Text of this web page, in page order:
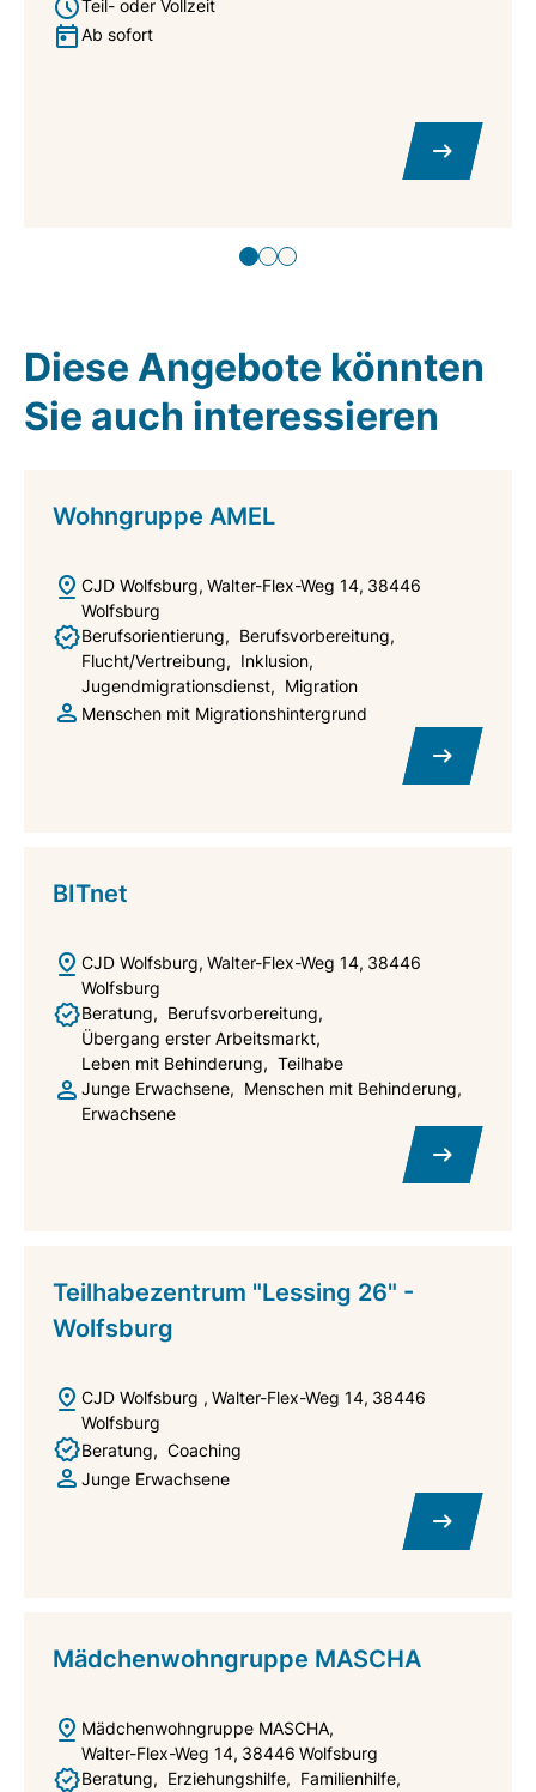
Teil- oder Vollzeit
Ab sofort
Diese Angebote könnten
Sie auch interessieren
Wohngruppe AMEL
CJD Wolfsburg Walter-Flex-Weg 14 38446
Wolfsburg
Berufsorientierung
Berufsvorbereitung
Flucht/Vertreibung
Inklusion
Jugendmigrationsdienst
Migration
Menschen mit Migrationshintergrund
BITnet
CJD Wolfsburg Walter-Flex-Weg 14 38446
Wolfsburg
Beratung
Berufsvorbereitung
Übergang erster Arbeitsmarkt
Leben mit Behinderung
Teilhabe
Junge Erwachsene
Menschen mit Behinderung
Erwachsene
Teilhabezentrum "Lessing 26" -
Wolfsburg
CJD Wolfsburg Walter-Flex-Weg 14 38446
Wolfsburg
Beratung
Coaching
Junge Erwachsene
Mädchenwohngruppe MASCHA
Mädchenwohngruppe MASCHA
Walter-Flex-Weg 14 38446 Wolfsburg
Beratung
Erziehungshilfe
Familienhilfe